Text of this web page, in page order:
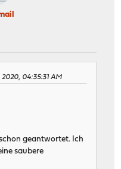
04:35:31 AM
geantwortet. Ich
saubere